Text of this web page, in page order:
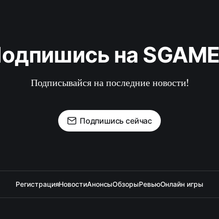
на
Подписывайся на последние новости!
Подпишись сейчас
РегистрацияНовостиАнонсыОбзорыРевьюОнлайн игры